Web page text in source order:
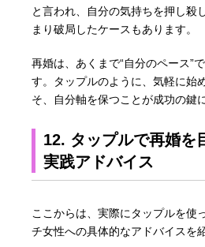
と言われ、自分の気持ちを押し殺
まり破局したケースもあります。
再婚は、あくまで“自分のペース”
す。タップルのように、気軽に始
そ、自分軸を保つことが成功の鍵
12. タップルで再婚を
実践アドバイス
ここからは、実際にタップルを使
チ女性への具体的なアドバイスを